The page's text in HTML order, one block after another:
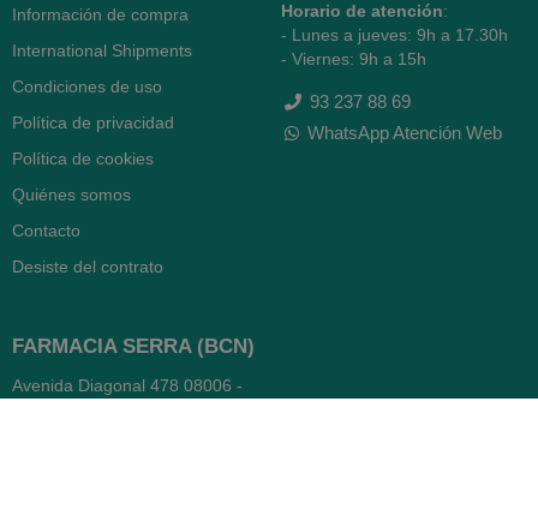
Información de compra
International Shipments
Condiciones de uso
Política de privacidad
Política de cookies
Quiénes somos
Contacto
Desiste del contrato
Horario de atención:
- Lunes a jueves: 9h a 17.30h
- Viernes: 9h a 15h
93 237 88 69
WhatsApp Atención Web
FARMACIA SERRA (BCN)
Avenida Diagonal 478 08006 -